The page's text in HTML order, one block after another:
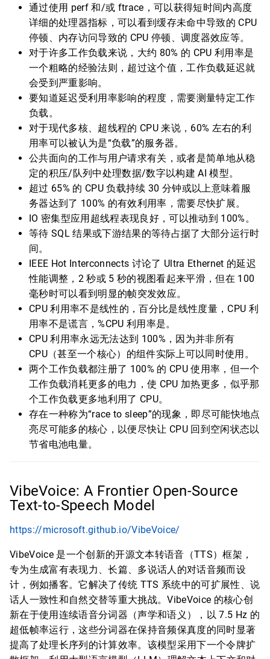
通过使用 perf 和/或 ftrace，可以获得短时间内高度
详细的处理器指标，可以看到缓存未命中导致的 CPU
停顿、内存访问导致的 CPU 停顿、调度器效应等。
对于许多工作负载来说，大约 80% 的 CPU 利用率是
一个粗略的经验法则，超过这个值，工作负载延迟就
会受到严重影响。
要知道延迟受利用率影响的程度，需要测量特定工作
负载。
对于现代多核、超线程的 CPU 来说，60% 左右的利
用率可以被认为是“负载”的服务器。
公共面向的工作与用户请求有关，或者是简单地从稳
定的积压/队列中处理数据/数字以构建 AI 模型。
超过 65% 的 CPU 负载持续 30 分钟或以上意味着服
务器达到了 100% 的有效利用率，需要尽快扩展。
IO 密集型应用超线程表现良好，可以推动到 100%。
等待 SQL 结果或下游结果的等待占据了大部分运行时
间。
IEEE Hot Interconnects 讨论了 Ultra Ethernet 的延迟
性能调整，2 秒或 5 秒的视图看起来平滑，但在 100
毫秒时可以看到明显的帧突发效应。
CPU 利用率不是线性的，百分比是线性度量，CPU 利
用率不是谎言，%CPU 利用率是。
CPU 利用率永远无法达到 100%，因为并非所有
CPU（甚至一个核心）的组件实际上可以同时使用。
两个工作负载都注册了 100% 的 CPU 使用率，但一个
工作负载消耗更多的电力，使 CPU 加热更多，似乎那
个工作负载更多地利用了 CPU。
存在一种称为“race to sleep”的现象，即尽可能快地点
亮尽可能多的核心，以便尽快让 CPU 回到空闲状态以
节省电池电量。
VibeVoice: A Frontier Open-Source
Text-to-Speech Model
https://microsoft.github.io/VibeVoice/
VibeVoice 是一个创新的开源文本转语音（TTS）框架，
专为生成富有表现力、长篇、多说话人的对话音频而设
计，例如播客。它解决了传统 TTS 系统中的可扩展性、说
话人一致性和自然交替等重大挑战。VibeVoice 的核心创
新在于使用连续语音分词器（声学和语义），以 7.5 Hz 的
超低帧率运行，这些分词器在保持音频保真度的同时显著
提高了处理长序列的计算效率。该模型采用下一个令牌扩